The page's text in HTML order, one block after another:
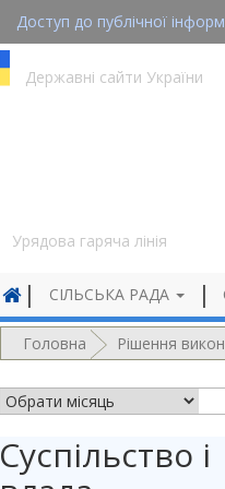
Доступ до публічної
Державні сайти України
Урядова гаряча лінія
СІЛЬСЬКА РАДА
Головна Рішення
АРХІВ НОВИН
Суспільство і